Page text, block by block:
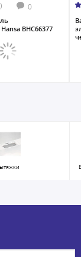
0
BHC66377